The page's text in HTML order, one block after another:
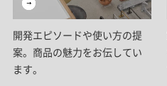
開発エピソードや使い方の提
案。商品の魅力をお伝してい
ます。